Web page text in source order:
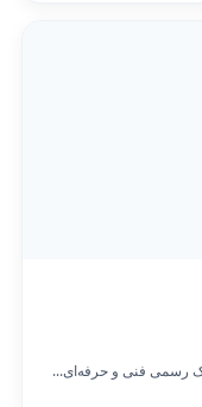
رسمی فنی و حرفه‌ای...